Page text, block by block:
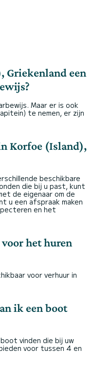
Griekenland een
Maar er is ook
te nemen, er zijn
Korfoe (Island),
beschikbare
die bij u past, kunt
de eigenaar om de
u een afspraak maken
en het
het huren
voor verhuur in
ik een boot
vinden die bij uw
voor tussen 4 en